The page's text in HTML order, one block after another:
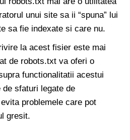
unui site sa ii “spuna” lui
sa fie indexate si care nu.
la acest fisier este mai
de robots.txt va oferi o
functionalitatii acestui
sfaturi legate de
problemele care pot
gresit.